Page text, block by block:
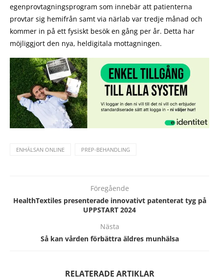
egenprovtagningsprogram som innebär att patienterna
provtar sig hemifrån samt via närlab var tredje månad och
kommer in på ett fysiskt besök en gång per år. Detta har
möjliggjort den nya, heldigitala mottagningen.
ENHÄLSAN ONLINE PREP-BEHANDLING
Föregående
HealthTextiles presenterade innovativt patenterat tyg på
UPPSTART 2024
Nästa
Så kan vården förbättra äldres munhälsa
RELATERADE ARTIKLAR